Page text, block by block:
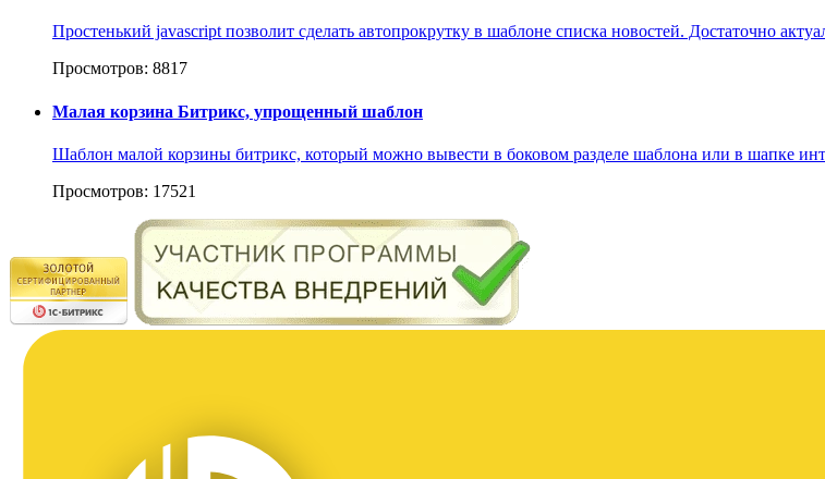
Простенький javascript позволит сделать автопрокрутку в шаблоне списка новостей. Достаточно
Просмотров: 8817
Малая корзина Битрикс, упрощенный шаблон
Шаблон малой корзины битрикс, который можно вывести в боковом разделе шаблона или в шапке
Просмотров: 17521